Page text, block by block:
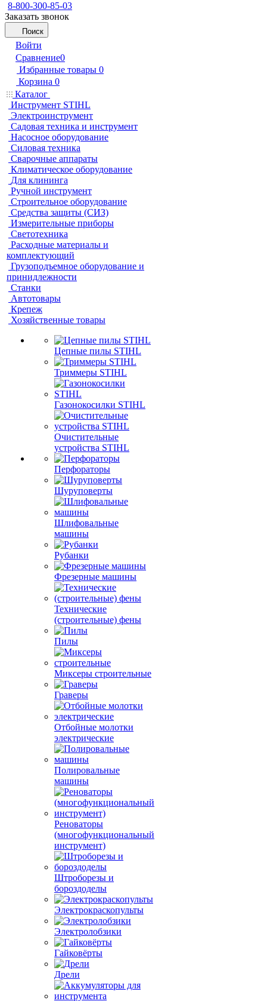
8-800-300-85-03
Заказать звонок
Поиск
Войти
Сравнение0
Избранные товары 0
Корзина 0
Каталог
Инструмент STIHL
Электроинструмент
Садовая техника и инструмент
Насосное оборудование
Силовая техника
Сварочные аппараты
Климатическое оборудование
Для клининга
Ручной инструмент
Строительное оборудование
Средства защиты (СИЗ)
Измерительные приборы
Светотехника
Расходные материалы и
комплектующий
Грузоподъемное оборудование и
принидлежности
Станки
Автотовары
Крепеж
Хозяйственные товары
Цепные пилы STIHL
Триммеры STIHL
Газонокосилки STIHL
Очистительные
устройства STIHL
Перфораторы
Шуруповерты
Шлифовальные
машины
Рубанки
Фрезерные машины
Технические
(строительные) фены
Пилы
Миксеры строительные
Граверы
Отбойные молотки
электрические
Полировальные
машины
Реноваторы
(многофункциональный
инструмент)
Штроборезы и
бороздоделы
Электрокраскопульты
Электролобзики
Гайковёрты
Дрели